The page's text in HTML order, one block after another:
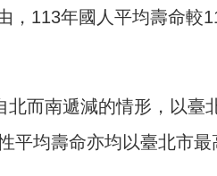
113年國人平均壽命較
而南遞減的情形，以
平均壽命亦均以臺北市最